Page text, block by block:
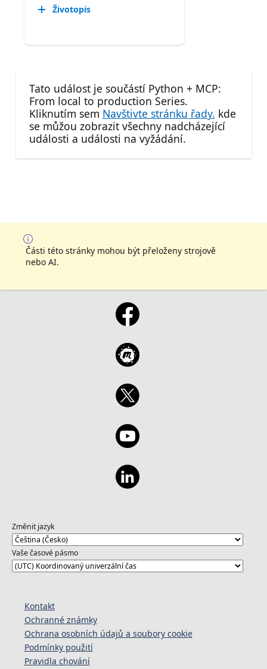
Životopis
Tato událost je součástí Python + MCP:
From local to production Series.
Kliknutím sem Navštivte stránku řady. kde
se můžou zobrazit všechny nadcházející
události a události na vyžádání.
Části této stránky mohou být přeloženy strojově
nebo AI.
Změnit jazyk
Vaše časové pásmo
Kontakt
Ochranné známky
Ochrana osobních údajů a soubory cookie
Podmínky použití
Pravidla chování